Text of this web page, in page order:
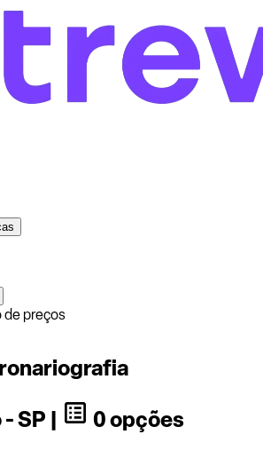
de preços
SP |
0 opções